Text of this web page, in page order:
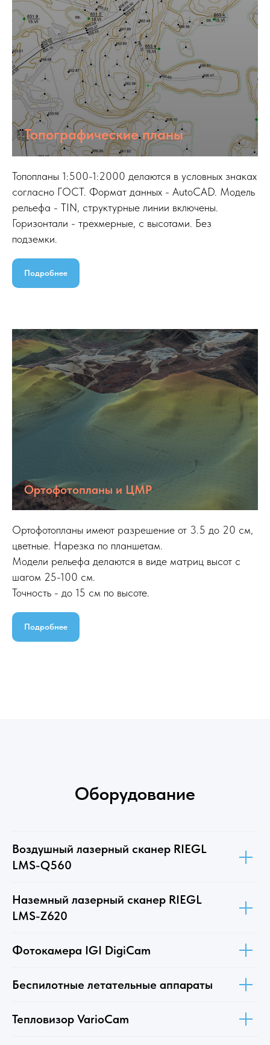
Топографические планы
Топопланы 1:500-1:2000 делаются в условных знаках
согласно ГОСТ. Формат данных - AutoCAD. Модель
рельефа - TIN, структурные линии включены.
Горизонтали - трехмерные, с высотами. Без
подземки.
Подробнее
Ортофотопланы и ЦМР
Ортофотопланы имеют разрешение от 3.5 до 20 см,
цветные. Нарезка по планшетам.
Модели рельефа делаются в виде матриц высот с
шагом 25-100 см.
Точность - до 15 см по высоте.
Подробнее
Оборудование
Воздушный лазерный сканер RIEGL
LMS-Q560
Наземный лазерный сканер RIEGL
LMS-Z620
Фотокамера IGI DigiCam
Беспилотные летательные аппараты
Тепловизор VarioCam